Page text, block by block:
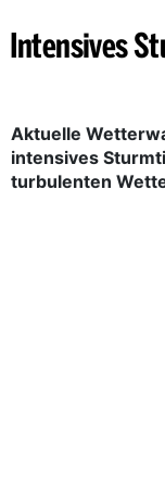
Intensives
Aktuelle
intensives
turbulenten